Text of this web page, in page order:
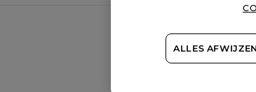
ALLES AFWIJZEN